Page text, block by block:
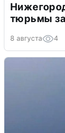
тюрьмы
8 августа 4